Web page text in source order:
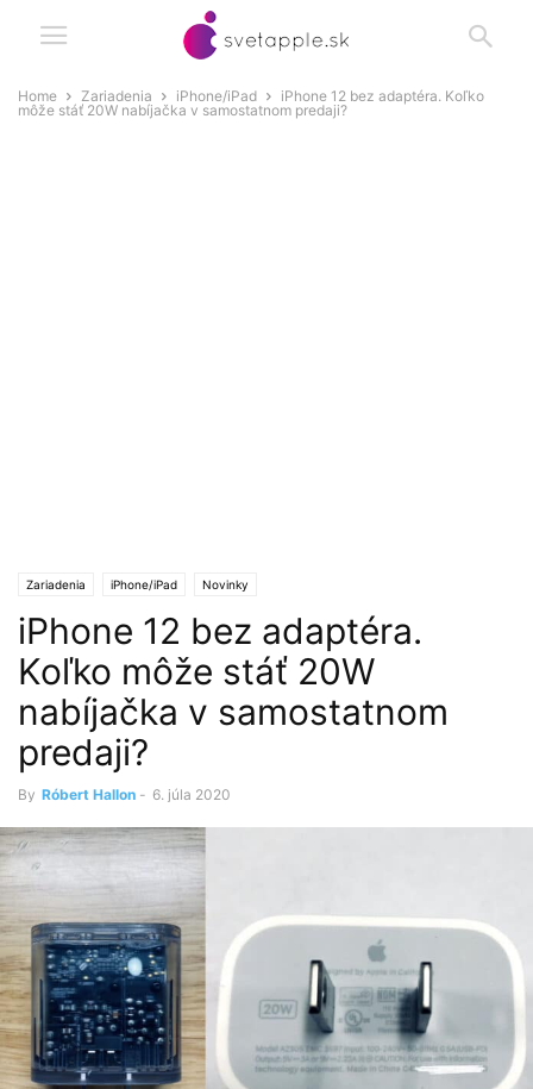
Home Zariadenia iPhone/iPad
iPhone 12 bez adaptéra. Koľko
môže stáť 20W nabíjačka v samostatnom predaji?
Zariadenia iPhone/iPad Novinky
iPhone 12 bez adaptéra.
Koľko môže stáť 20W
nabíjačka v samostatnom
predaji?
By Róbert Hallon - 6. júla 2020